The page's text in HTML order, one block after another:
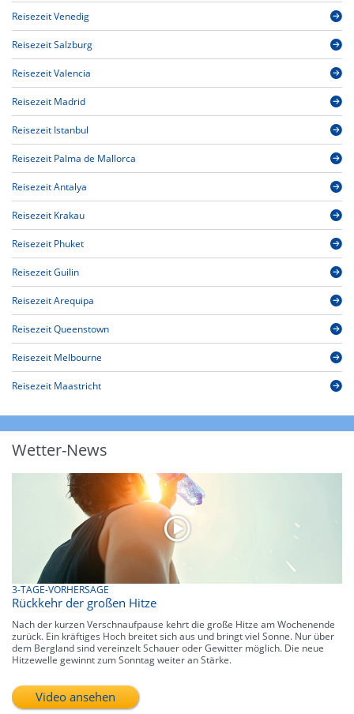
Reisezeit Venedig
Reisezeit Salzburg
Reisezeit Valencia
Reisezeit Madrid
Reisezeit Istanbul
Reisezeit Palma de Mallorca
Reisezeit Antalya
Reisezeit Krakau
Reisezeit Phuket
Reisezeit Guilin
Reisezeit Arequipa
Reisezeit Queenstown
Reisezeit Melbourne
Reisezeit Maastricht
Wetter-News
3-TAGE-VORHERSAGE
Rückkehr der großen Hitze
Nach der kurzen Verschnaufpause kehrt die große Hitze am Wochenende
zurück. Ein kräftiges Hoch breitet sich aus und bringt viel Sonne. Nur über
dem Bergland sind vereinzelt Schauer oder Gewitter möglich. Die neue
Hitzewelle gewinnt zum Sonntag weiter an Stärke.
Video ansehen